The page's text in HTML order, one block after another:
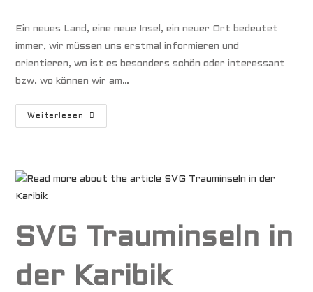
Ein neues Land, eine neue Insel, ein neuer Ort bedeutet
immer, wir müssen uns erstmal informieren und
orientieren, wo ist es besonders schön oder interessant
bzw. wo können wir am…
Weiterlesen
The
Hog
SVG Trauminseln in
der Karibik